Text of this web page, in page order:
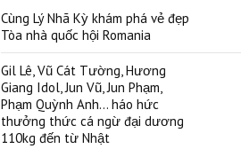
Cùng Lý Nhã Kỳ khám phá vẻ đẹp
Tòa nhà quốc hội Romania
Gil Lê, Vũ Cát Tường, Hương
Giang Idol, Jun Vũ, Jun Phạm,
Phạm Quỳnh Anh… háo hức
thưởng thức cá ngừ đại dương
110kg đến từ Nhật